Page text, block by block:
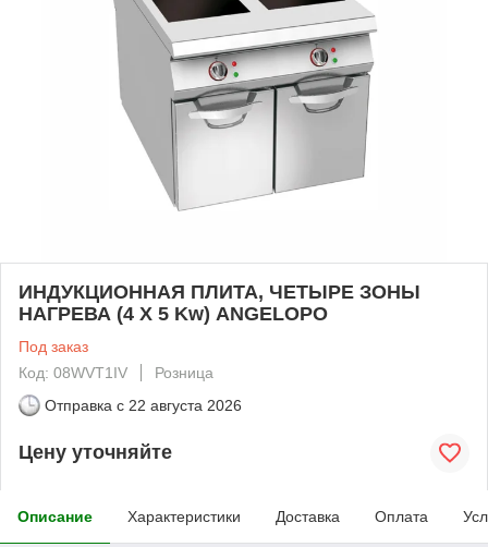
ИНДУКЦИОННАЯ ПЛИТА, ЧЕТЫРЕ ЗОНЫ
НАГРЕВА (4 X 5 Kw) ANGELOPO
Под заказ
Код: 08WVT1IV
Розница
Отправка с 22 августа 2026
Цену уточняйте
Описание Характеристики Доставка Оплата